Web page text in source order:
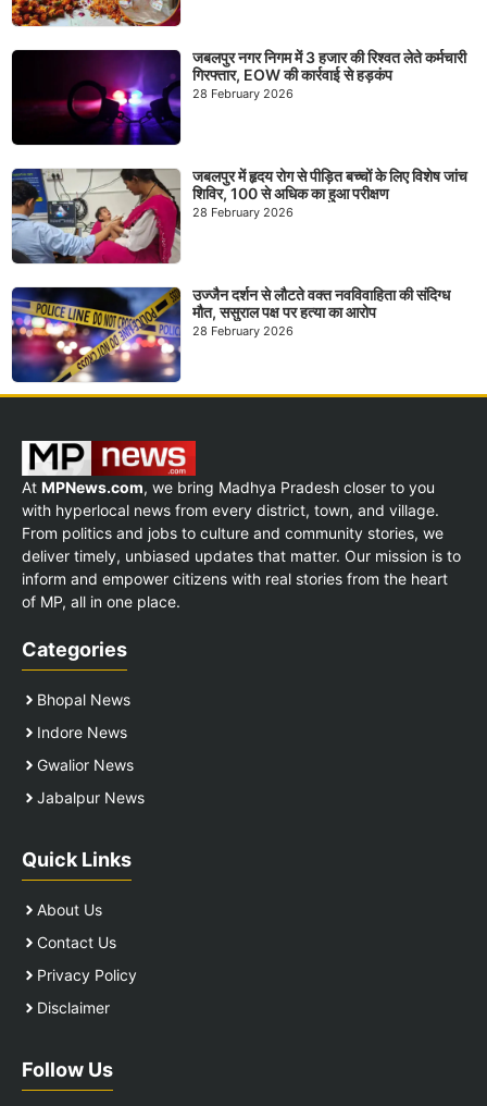
जबलपुर नगर निगम में 3 हजार की रिश्वत लेते कर्मचारी
गिरफ्तार, EOW की कार्रवाई से हड़कंप
28 February 2026
जबलपुर में हृदय रोग से पीड़ित बच्चों के लिए विशेष जांच
शिविर, 100 से अधिक का हुआ परीक्षण
28 February 2026
उज्जैन दर्शन से लौटते वक्त नवविवाहिता की संदिग्ध
मौत, ससुराल पक्ष पर हत्या का आरोप
28 February 2026
At MPNews.com, we bring Madhya Pradesh closer to you
with hyperlocal news from every district, town, and village.
From politics and jobs to culture and community stories, we
deliver timely, unbiased updates that matter. Our mission is to
inform and empower citizens with real stories from the heart
of MP, all in one place.
Categories
Bhopal News
Indore News
Gwalior News
Jabalpur News
Quick Links
About Us
Contact Us
Privacy Policy
Disclaimer
Follow Us